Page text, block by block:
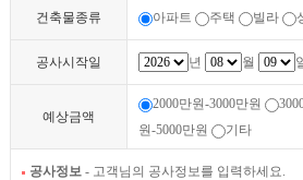
건축물종류 아파트 주택 빌라
공사시작일 년 월
예상금액
2000만원-3000만원
원-5000만원
기타
공사정보- 고객님의 공사정보를 입력하세요.